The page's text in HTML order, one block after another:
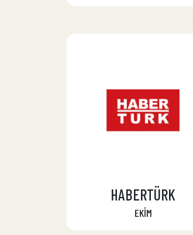
HABERTÜRK
EKİM